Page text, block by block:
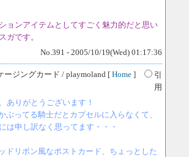
ョンアイテムとしてすごく魅力的だと思い
ガです。
No.391 - 2005/10/19(Wed) 01:17:36
ージングカード / playmoland [ Home ]
引
用
ありがとうございます！
ぶってる騎士だとカプセルに入らなくて、
は申し訳なく思ってます・・・
ドリボン風なポストカード、ちょっとした